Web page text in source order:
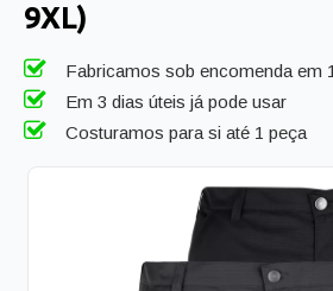
9XL)
Fabricamos sob encomenda em
Em 3 dias úteis já pode usar
Costuramos para si até 1 peça